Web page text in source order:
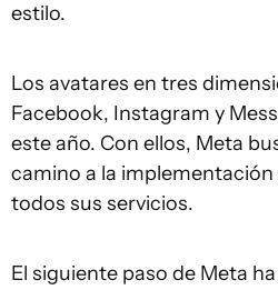
estilo.
Los avatares en tres
Facebook, Instagram y
este año. Con ellos, Meta
camino a la
todos sus servicios.
El siguiente paso de Meta